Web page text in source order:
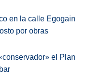
en la calle Egogain
por obras
el Plan